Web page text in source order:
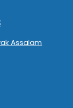
Assalam